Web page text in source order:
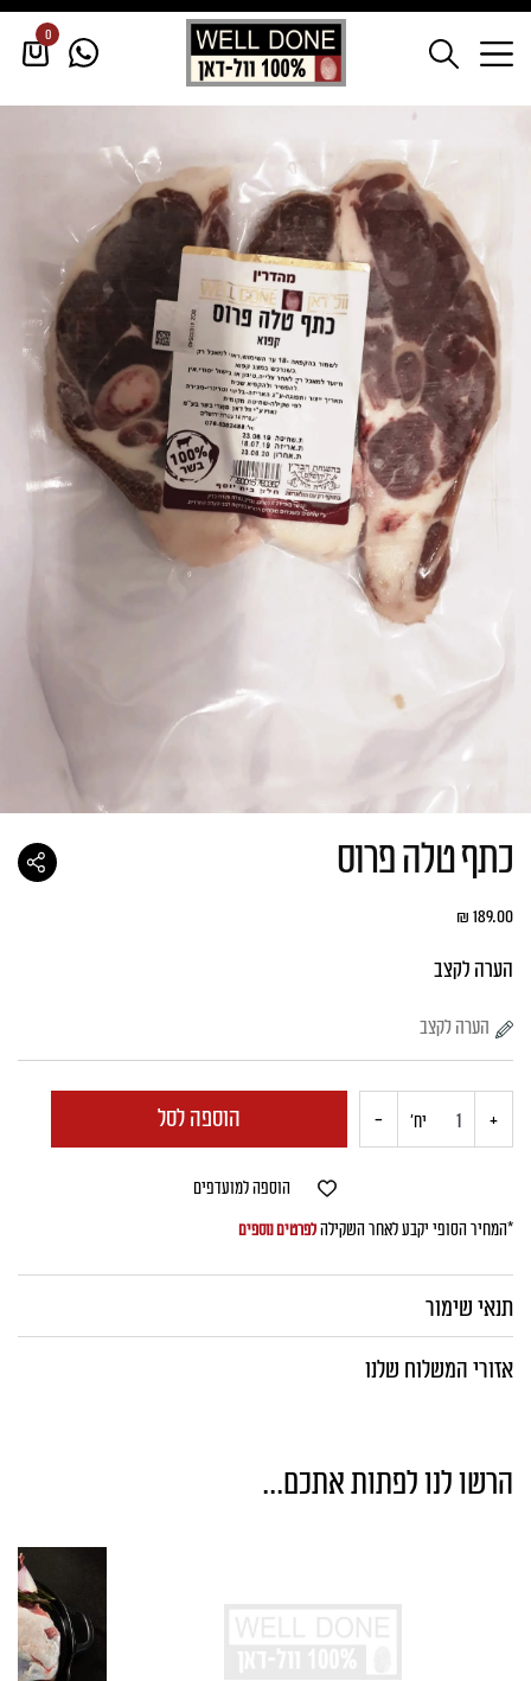
0
כתף טלה פרוס
כתף טלה פרוס
₪ 189.00
הערה לקצב
+ כמות
כתף
טלה
יח' - הוספה לסל
הוספה למועדפים
*המחיר הסופי יקבע לאחר השקילהלפרטים נוספים
תנאי שימור
אזורי המשלוח שלנו
הרשו לנו לפתות אתכם...